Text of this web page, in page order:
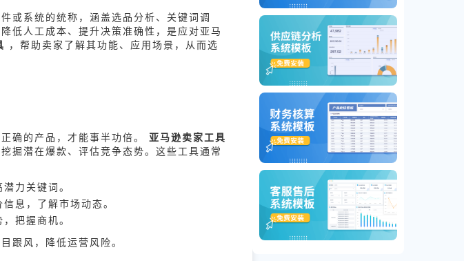
或系统的统称，涵盖选品分析、关键词调
低人工成本、提升决策准确性，是应对亚马
，帮助卖家了解其功能、应用场景，从而选
确的产品，才能事半功倍。 亚马逊卖家工具
掘潜在爆款、评估竞争态势。这些工具通常
力关键词。
息，了解市场动态。
把握商机。
跟风，降低运营风险。